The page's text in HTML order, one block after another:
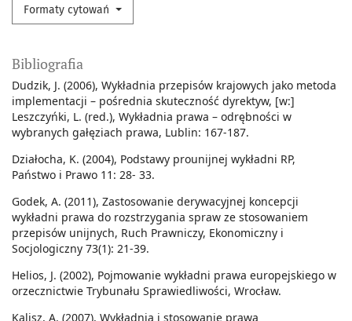
Formaty cytowań
Bibliografia
Dudzik, J. (2006), Wykładnia przepisów krajowych jako metoda
implementacji – pośrednia skuteczność dyrektyw, [w:]
Leszczyńki, L. (red.), Wykładnia prawa – odrębności w
wybranych gałęziach prawa, Lublin: 167-187.
Działocha, K. (2004), Podstawy prounijnej wykładni RP,
Państwo i Prawo 11: 28- 33.
Godek, A. (2011), Zastosowanie derywacyjnej koncepcji
wykładni prawa do rozstrzygania spraw ze stosowaniem
przepisów unijnych, Ruch Prawniczy, Ekonomiczny i
Socjologiczny 73(1): 21-39.
Helios, J. (2002), Pojmowanie wykładni prawa europejskiego w
orzecznictwie Trybunału Sprawiedliwości, Wrocław.
Kalisz, A. (2007), Wykładnia i stosowanie prawa